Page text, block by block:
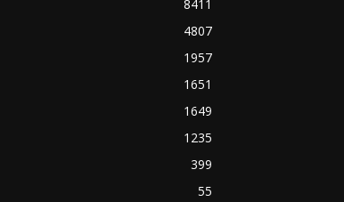
8411
4807
1957
1651
1649
1235
399
55